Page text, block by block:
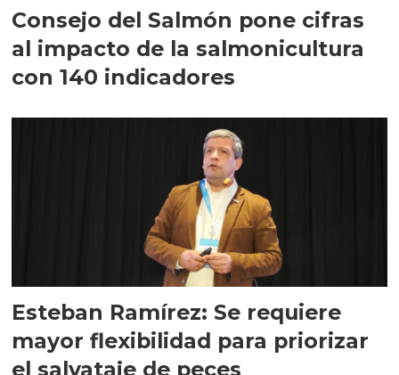
Consejo del Salmón pone cifras
al impacto de la salmonicultura
con 140 indicadores
Esteban Ramírez: Se requiere
mayor flexibilidad para priorizar
el salvataje de peces